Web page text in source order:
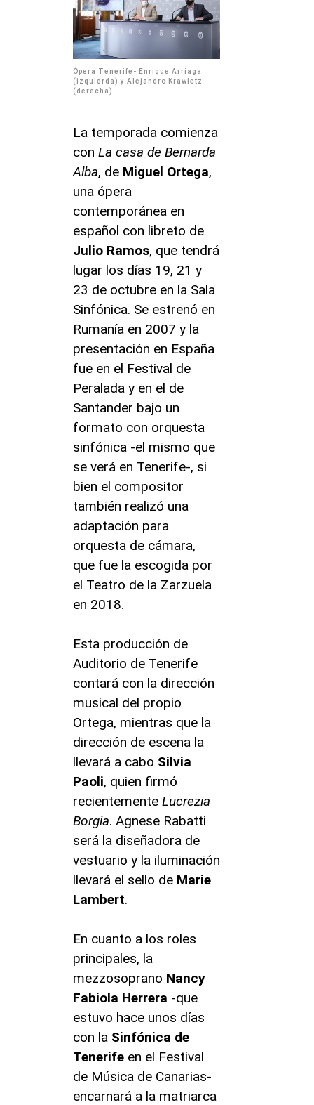
Ópera Tenerife- Enrique Arriaga
(izquierda) y Alejandro Krawietz
(derecha).
La temporada comienza
con La casa de Bernarda
Alba, de Miguel Ortega,
una ópera
contemporánea en
español con libreto de
Julio Ramos, que tendrá
lugar los días 19, 21 y
23 de octubre en la Sala
Sinfónica. Se estrenó en
Rumanía en 2007 y la
presentación en España
fue en el Festival de
Peralada y en el de
Santander bajo un
formato con orquesta
sinfónica -el mismo que
se verá en Tenerife-, si
bien el compositor
también realizó una
adaptación para
orquesta de cámara,
que fue la escogida por
el Teatro de la Zarzuela
en 2018.
Esta producción de
Auditorio de Tenerife
contará con la dirección
musical del propio
Ortega, mientras que la
dirección de escena la
llevará a cabo Silvia
Paoli, quien firmó
recientemente Lucrezia
Borgia. Agnese Rabatti
será la diseñadora de
vestuario y la iluminación
llevará el sello de Marie
Lambert.
En cuanto a los roles
principales, la
mezzosoprano Nancy
Fabiola Herrera -que
estuvo hace unos días
con la Sinfónica de
Tenerife en el Festival
de Música de Canarias-
encarnará a la matriarca